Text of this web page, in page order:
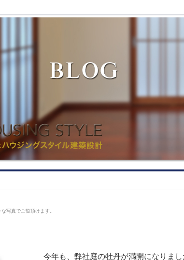
写真でご覧頂けます。
今年も、弊社庭の牡丹が満開になりまし